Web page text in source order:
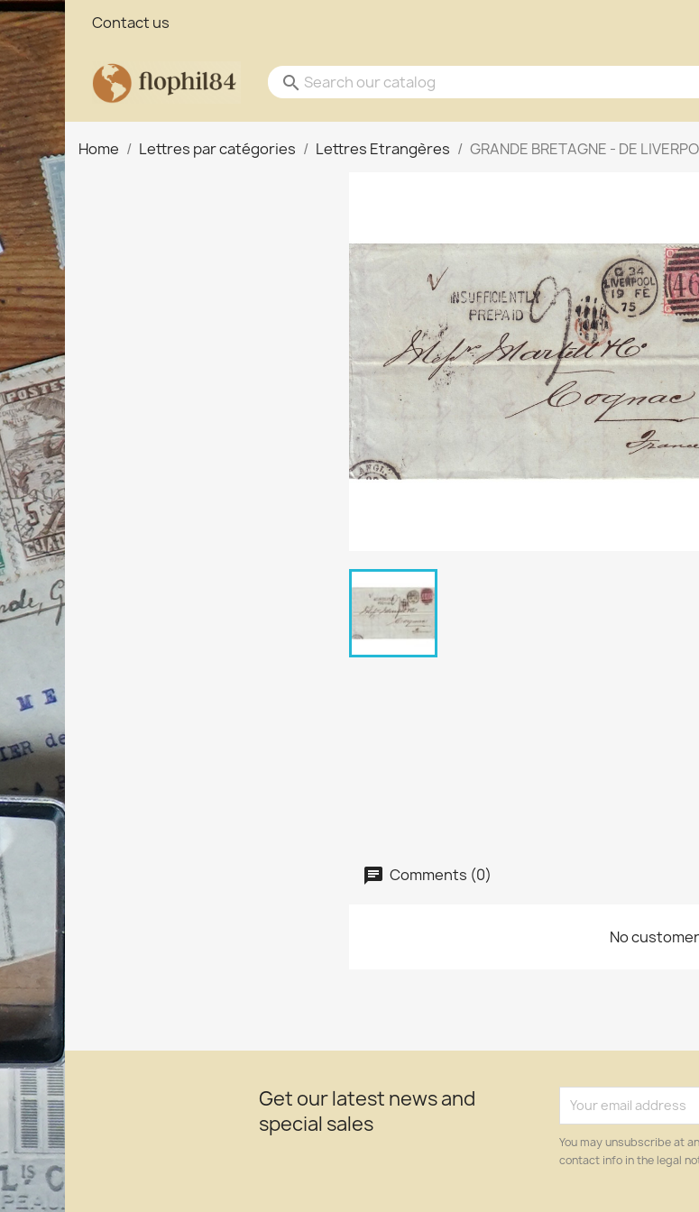
Contact us
search
Home Lettres par catégories Lettres Etrangères GRANDE BRETAGNE - DE
Comments (0)
No
Get our latest news and
special sales
You may unsubscribe at
contact info in the legal